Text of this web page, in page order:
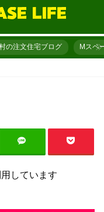
の注文住宅ブログ Mスペ
しています